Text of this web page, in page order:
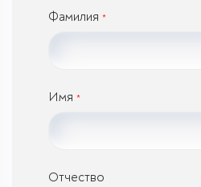
Фамилия *
Имя *
Отчество